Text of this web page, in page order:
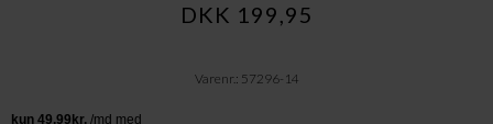
DKK 199,95
Varenr.: 57296-14